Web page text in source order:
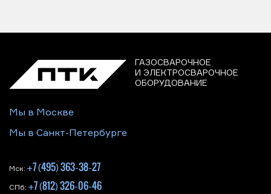
ГАЗОСВАРОЧНОЕ
И ЭЛЕКТРОСВАРОЧНОЕ
ОБОРУДОВАНИЕ
Мы в Москве
Мы в Санкт-Петербурге
Мск: +7 (495) 363-38-27
СПб: +7 (812) 326-06-46